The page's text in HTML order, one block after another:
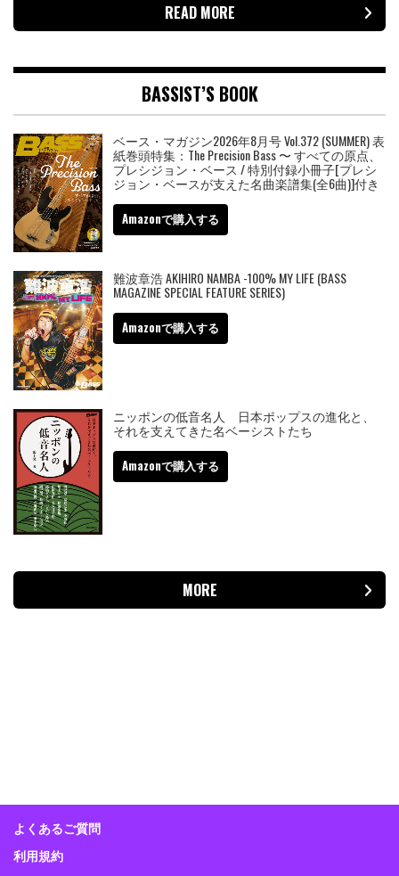
READ MORE
BASSIST’S BOOK
ベース・マガジン2026年8月号 Vol.372 (SUMMER) 表
紙巻頭特集：The Precision Bass 〜 すべての原点、
プレシジョン・ベース / 特別付録小冊子[プレシ
ジョン・ベースが支えた名曲楽譜集(全6曲)]付き
Amazonで購入する
難波章浩 AKIHIRO NAMBA -100% MY LIFE (BASS
MAGAZINE SPECIAL FEATURE SERIES)
Amazonで購入する
ニッポンの低音名人 日本ポップスの進化と、
それを支えてきた名ベーシストたち
Amazonで購入する
MORE
よくあるご質問
利用規約